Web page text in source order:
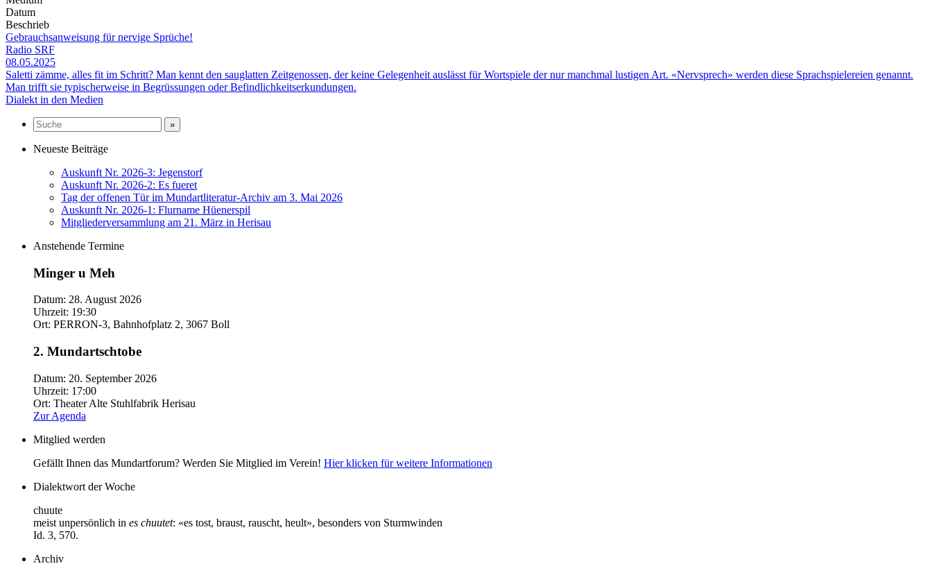
Datum
Beschrieb
Gebrauchsanweisung für nervige Sprüche!
Radio SRF
08.05.2025
Saletti zämme, alles fit im Schritt? Man kennt den sauglatten Zeitgenossen, der keine Gelegenheit auslässt für Wortspiele der nur manchmal lustigen Art. «Nervsprech» werden diese Sprachspielereien genannt.
Man trifft sie typischerweise in Begrüssungen oder Befindlichkeitserkundungen.
Dialekt in den Medien
Neueste Beiträge
Auskunft Nr. 2026-3: Jegenstorf
Auskunft Nr. 2026-2: Es fueret
Tag der offenen Tür im Mundartliteratur-Archiv am 3. Mai 2026
Auskunft Nr. 2026-1: Flurname Hüenerspil
Mitgliederversammlung am 21. März in Herisau
Anstehende Termine
Minger u Meh
Datum: 28. August 2026
Uhrzeit: 19:30
Ort: PERRON-3, Bahnhofplatz 2, 3067 Boll
2. Mundartschtobe
Datum: 20. September 2026
Uhrzeit: 17:00
Ort: Theater Alte Stuhlfabrik Herisau
Zur Agenda
Mitglied werden
Gefällt Ihnen das Mundartforum? Werden Sie Mitglied im Verein! Hier klicken für weitere Informationen
Dialektwort der Woche
chuute
meist unpersönlich in es chuutet: «es tost, braust, rauscht, heult», besonders von Sturmwinden
Id. 3, 570.
Archiv